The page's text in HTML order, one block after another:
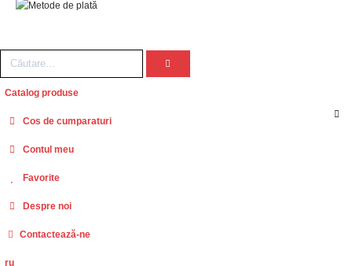
Catalog produse
Cos de cumparaturi
Contul meu
Favorite
Despre noi
Contactează-ne
ru